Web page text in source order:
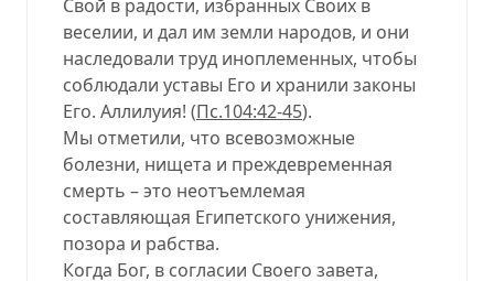
Свой в радости, избранных Своих в
веселии, и дал им земли народов, и они
наследовали труд иноплеменных, чтобы
соблюдали уставы Его и хранили законы
Его. Аллилуия! (Пс.104:42-45).
Мы отметили, что всевозможные
болезни, нищета и преждевременная
смерть – это неотъемлемая
составляющая Египетского унижения,
позора и рабства.
Когда Бог, в согласии Своего завета,